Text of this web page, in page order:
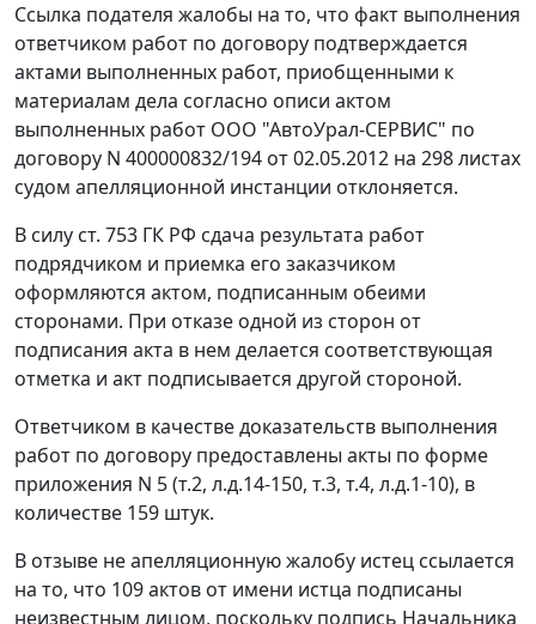
Ссылка подателя жалобы на то, что факт выполнения
ответчиком работ по договору подтверждается
актами выполненных работ, приобщенными к
материалам дела согласно описи актом
выполненных работ ООО "АвтоУрал-СЕРВИС" по
договору N 400000832/194 от 02.05.2012 на 298 листах
судом апелляционной инстанции отклоняется.
В силу ст. 753 ГК РФ сдача результата работ
подрядчиком и приемка его заказчиком
оформляются актом, подписанным обеими
сторонами. При отказе одной из сторон от
подписания акта в нем делается соответствующая
отметка и акт подписывается другой стороной.
Ответчиком в качестве доказательств выполнения
работ по договору предоставлены акты по форме
приложения N 5 (т.2, л.д.14-150, т.3, т.4, л.д.1-10), в
количестве 159 штук.
В отзыве не апелляционную жалобу истец ссылается
на то, что 109 актов от имени истца подписаны
неизвестным лицом, поскольку подпись Начальника